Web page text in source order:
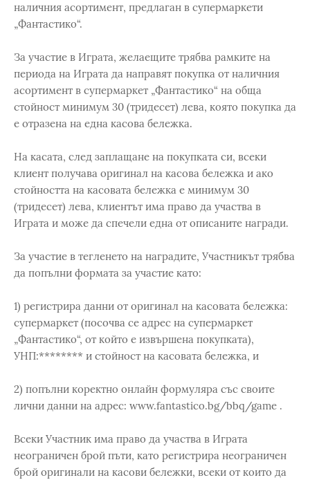
наличния асортимент, предлаган в супермаркети
„Фантастико“.
За участие в Играта, желаещите трябва рамките на
периода на Играта да направят покупка от наличния
асортимент в супермаркет „Фантастико“ на обща
стойност минимум 30 (тридесет) лева, която покупка да
е отразена на една касова бележка.
На касата, след заплащане на покупката си, всеки
клиент получава оригинал на касова бележка и ако
стойността на касовата бележка е минимум 30
(тридесет) лева, клиентът има право да участва в
Играта и може да спечели една от описаните награди.
За участие в тегленето на наградите, Участникът трябва
да попълни формата за участие като:
1) регистрира данни от оригинал на касовата бележка:
супермаркет (посочва се адрес на супермаркет
„Фантастико“, от който е извършена покупката),
УНП:******** и стойност на касовата бележка, и
2) попълни коректно онлайн формуляра със своите
лични данни на адрес: www.fantastico.bg/bbq/game .
Всеки Участник има право да участва в Играта
неограничен брой пъти, като регистрира неограничен
брой оригинали на касови бележки, всеки от които да